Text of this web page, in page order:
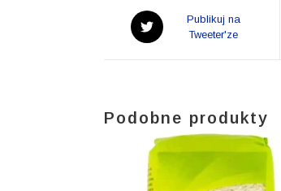
Opens
in
Publikuj na
Tweeter'ze
Podobne produkty